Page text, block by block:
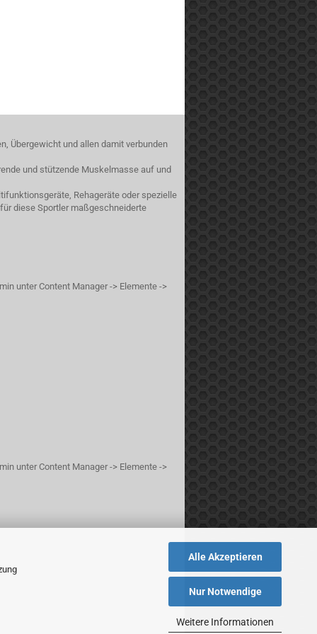
Alle Akzeptieren
Nur Notwendige
Weitere Informationen
Übergewicht und allen damit verbunden
und stützende Muskelmasse auf und
Rehageräte oder spezielle
diese Sportler maßgeschneiderte
unter Content Manager -> Elemente ->
unter Content Manager -> Elemente ->